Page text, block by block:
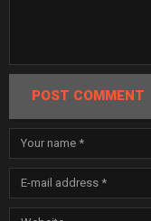
POST COMMENT